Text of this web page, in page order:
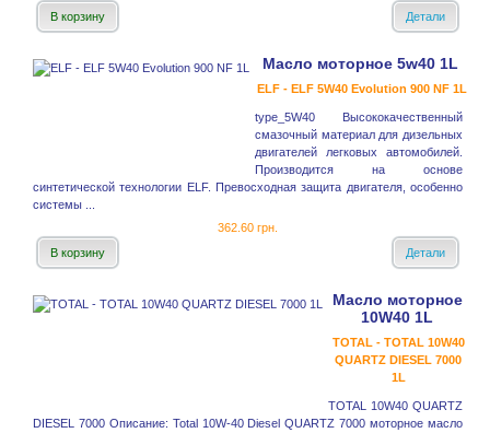
В корзину
Детали
Масло моторное 5w40 1L
ELF - ELF 5W40 Evolution 900 NF 1L
type_5W40 Высококачественный
смазочный материал для дизельных
двигателей легковых автомобилей.
Производится на основе
синтетической технологии ELF. Превосходная защита двигателя, особенно
системы ...
362.60 грн.
В корзину
Детали
Масло моторное
10W40 1L
TOTAL - TOTAL 10W40
QUARTZ DIESEL 7000
1L
TOTAL 10W40 QUARTZ
DIESEL 7000 Описание: Total 10W-40 Diesel QUARTZ 7000 моторное масло